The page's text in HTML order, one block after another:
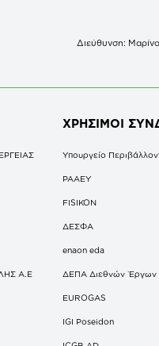
Διεύθυνση:
A.E
ΧΡΗΣΙΜΟΙ
Υπουργείο
ΡΑΑΕΥ
FISIKON
ΔΕΣΦΑ
enaon eda
ΔΕΠΑ Διεθνών Έργων
EUROGAS
IGI Poseidon